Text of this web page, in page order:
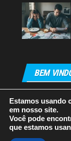
BEM
Estamos usando
em nosso site.
Você pode
que estamos